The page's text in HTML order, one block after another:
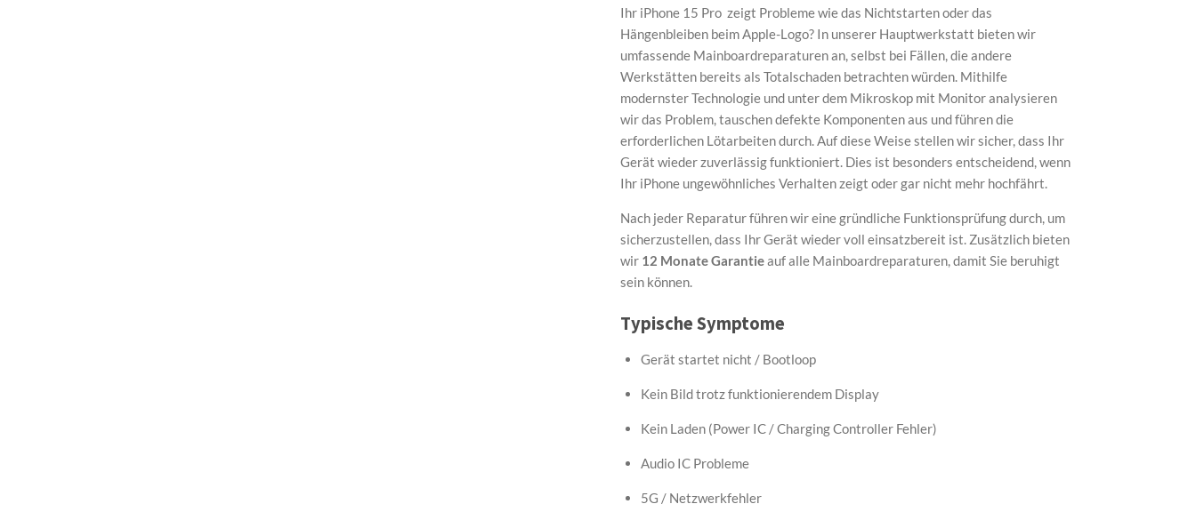
Ihr iPhone 15 Pro zeigt Probleme wie das Nichtstarten oder das
Hängenbleiben beim Apple-Logo? In unserer Hauptwerkstatt bieten wir
umfassende Mainboardreparaturen an, selbst bei Fällen, die andere
Werkstätten bereits als Totalschaden betrachten würden. Mithilfe
modernster Technologie und unter dem Mikroskop mit Monitor analysieren
wir das Problem, tauschen defekte Komponenten aus und führen die
erforderlichen Lötarbeiten durch. Auf diese Weise stellen wir sicher, dass Ihr
Gerät wieder zuverlässig funktioniert. Dies ist besonders entscheidend, wenn
Ihr iPhone ungewöhnliches Verhalten zeigt oder gar nicht mehr hochfährt.
Nach jeder Reparatur führen wir eine gründliche Funktionsprüfung durch, um
sicherzustellen, dass Ihr Gerät wieder voll einsatzbereit ist. Zusätzlich bieten
wir 12 Monate Garantieauf alle Mainboardreparaturen, damit Sie beruhigt
sein können.
Typische Symptome
Gerät startet nicht / Bootloop
Kein Bild trotz funktionierendem Display
Kein Laden (Power IC / Charging Controller Fehler)
Audio IC Probleme
5G / Netzwerkfehler